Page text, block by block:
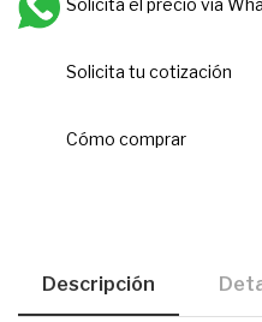
Solicita el precio via
Solicita tu cotización
Cómo comprar
Descripción